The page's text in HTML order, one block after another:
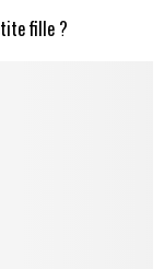
fille ?